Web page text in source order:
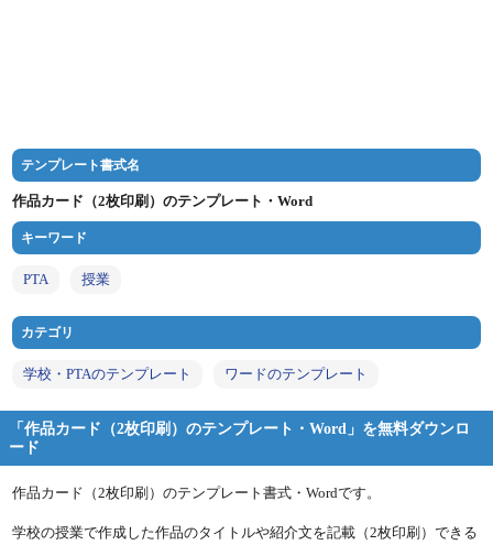
テンプレート書式名
作品カード（2枚印刷）のテンプレート・Word
キーワード
PTA 授業
カテゴリ
学校・PTAのテンプレート ワードのテンプレート
「作品カード（2枚印刷）のテンプレート・Word」を無料ダウンロ
ード
作品カード（2枚印刷）のテンプレート書式・Wordです。
学校の授業で作成した作品のタイトルや紹介文を記載（2枚印刷）できる